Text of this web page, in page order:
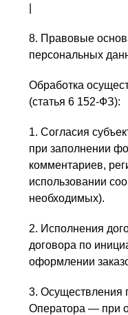
8. Правовые
персональных
Обработка
(статья 6 152-ФЗ):
1. Согласия
при заполнении
комментариев,
использовании
необходимых).
2. Исполнения
договора по
оформлении
3. Осуществления
Оператора — при